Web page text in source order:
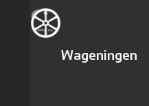
Wageningen